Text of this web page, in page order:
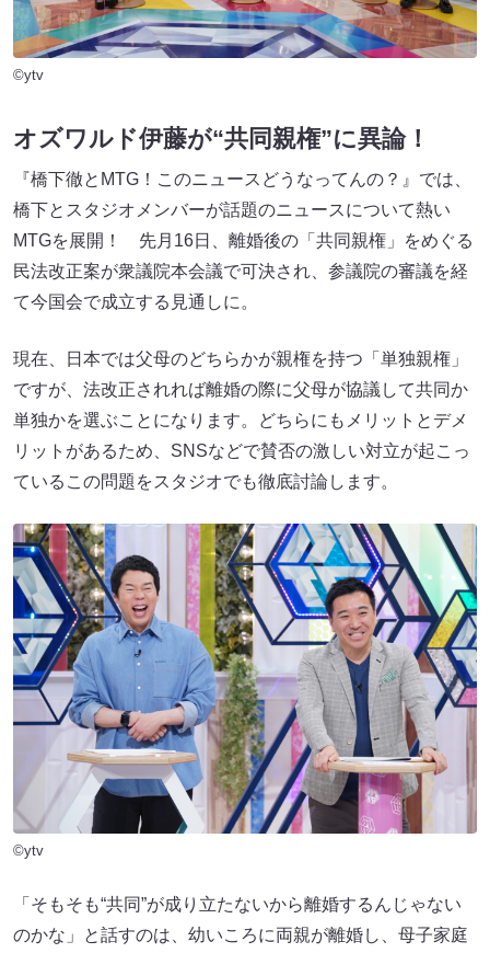
©ytv
オズワルド伊藤が“共同親権”に異論！
『橋下徹とMTG！このニュースどうなってんの？』では、
橋下とスタジオメンバーが話題のニュースについて熱い
MTGを展開！ 先月16日、離婚後の「共同親権」をめぐる
民法改正案が衆議院本会議で可決され、参議院の審議を経
て今国会で成立する見通しに。
現在、日本では父母のどちらかが親権を持つ「単独親権」
ですが、法改正されれば離婚の際に父母が協議して共同か
単独かを選ぶことになります。どちらにもメリットとデメ
リットがあるため、SNSなどで賛否の激しい対立が起こっ
ているこの問題をスタジオでも徹底討論します。
©ytv
「そもそも“共同”が成り立たないから離婚するんじゃない
のかな」と話すのは、幼いころに両親が離婚し、母子家庭